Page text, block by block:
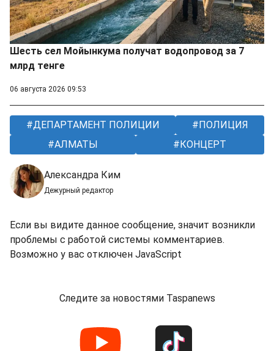
Шесть сел Мойынкума получат водопровод за 7
млрд тенге
06 августа 2026 09:53
ДЕПАРТАМЕНТ ПОЛИЦИИ
ПОЛИЦИЯ
АЛМАТЫ
КОНЦЕРТ
Александра Ким
Дежурный редактор
Если вы видите данное сообщение, значит возникли
проблемы с работой системы комментариев.
Возможно у вас отключен JavaScript
Следите за новостями Taspanews